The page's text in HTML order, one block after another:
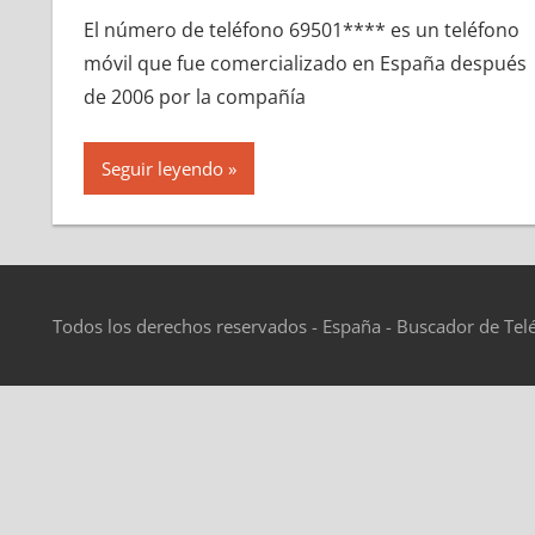
El número dе teléfono 69501**** es un teléfono
móvil quе fue comercializado en España después
dе 2006 pοr la compañía
Seguir leyendo
Todos los derechos reservados - España - Buscador de